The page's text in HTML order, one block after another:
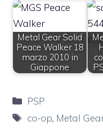
Metal Gear Solid
Peace Walker 18
marzo 2010 in
Giappone
Categorie
PSP
Tag
co-op, Metal